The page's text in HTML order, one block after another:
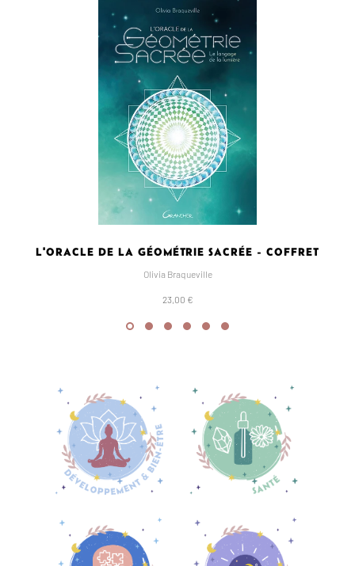
L'ORACLE DE LA GÉOMÉTRIE SACRÉE - COFFRET
Olivia Braqueville
23,00 €